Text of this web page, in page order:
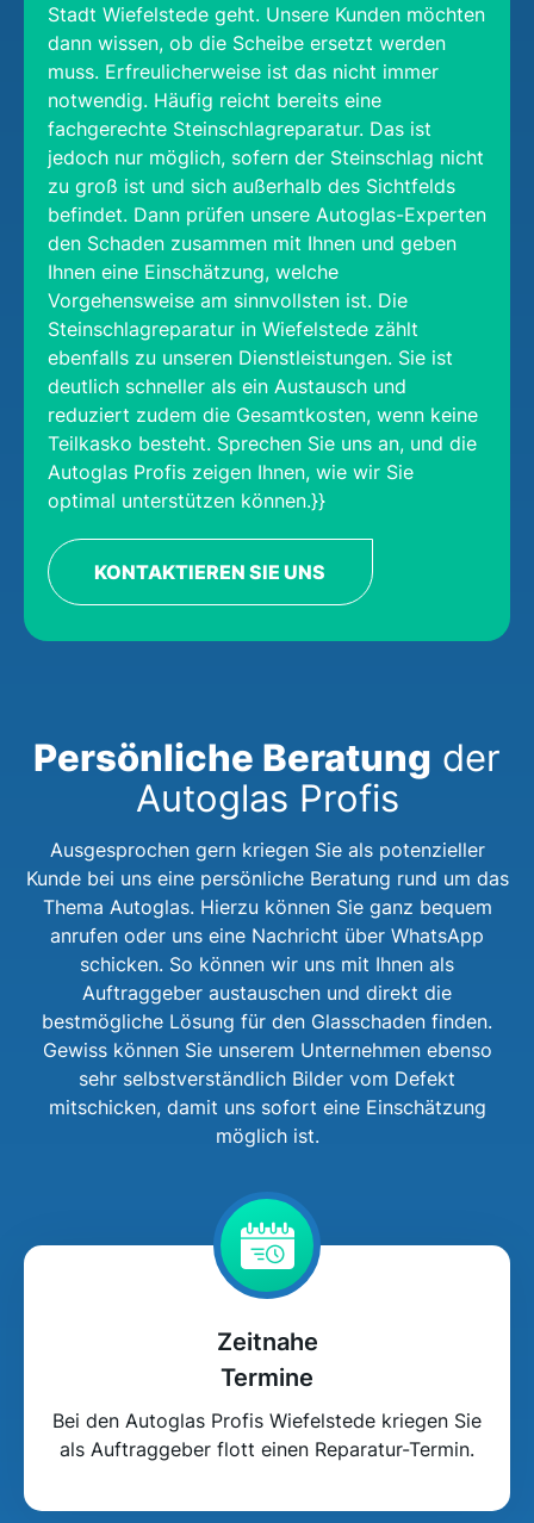
Stadt Wiefelstede geht. Unsere Kunden möchten
dann wissen, ob die Scheibe ersetzt werden
muss. Erfreulicherweise ist das nicht immer
notwendig. Häufig reicht bereits eine
fachgerechte Steinschlagreparatur. Das ist
jedoch nur möglich, sofern der Steinschlag nicht
zu groß ist und sich außerhalb des Sichtfelds
befindet. Dann prüfen unsere Autoglas-Experten
den Schaden zusammen mit Ihnen und geben
Ihnen eine Einschätzung, welche
Vorgehensweise am sinnvollsten ist. Die
Steinschlagreparatur in Wiefelstede zählt
ebenfalls zu unseren Dienstleistungen. Sie ist
deutlich schneller als ein Austausch und
reduziert zudem die Gesamtkosten, wenn keine
Teilkasko besteht. Sprechen Sie uns an, und die
Autoglas Profis zeigen Ihnen, wie wir Sie
optimal unterstützen können.}}
KONTAKTIEREN SIE UNS
Persönliche Beratung der
Autoglas Profis
Ausgesprochen gern kriegen Sie als potenzieller
Kunde bei uns eine persönliche Beratung rund um das
Thema Autoglas. Hierzu können Sie ganz bequem
anrufen oder uns eine Nachricht über WhatsApp
schicken. So können wir uns mit Ihnen als
Auftraggeber austauschen und direkt die
bestmögliche Lösung für den Glasschaden finden.
Gewiss können Sie unserem Unternehmen ebenso
sehr selbstverständlich Bilder vom Defekt
mitschicken, damit uns sofort eine Einschätzung
möglich ist.
Zeitnahe
Termine
Bei den Autoglas Profis Wiefelstede kriegen Sie
als Auftraggeber flott einen Reparatur-Termin.